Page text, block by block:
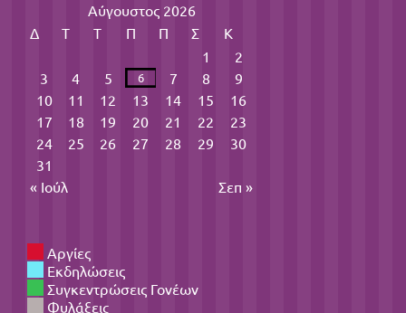
Αύγουστος 2026
Δ
Τ Τ Π Π Σ
Κ
1
2
3
4 5 6 7 8
9
10
11 12 13 14 15
16
17
18 19 20 21 22
23
24
25 26 27 28 29
30
31
« Ιούλ
Σεπ »
Αργίες
Εκδηλώσεις
Συγκεντρώσεις Γονέων
Φυλάξεις